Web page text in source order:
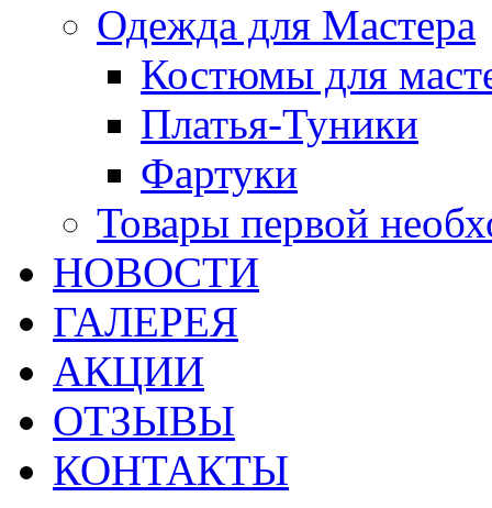
Одежда для Мастера
Костюмы для
Платья-Туники
Фартуки
Товары первой
НОВОСТИ
ГАЛЕРЕЯ
АКЦИИ
ОТЗЫВЫ
КОНТАКТЫ